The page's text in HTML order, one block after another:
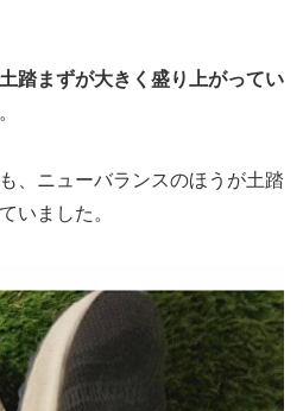
土踏まずが大きく盛り上がってい
、ニューバランスのほうが土踏
いました。